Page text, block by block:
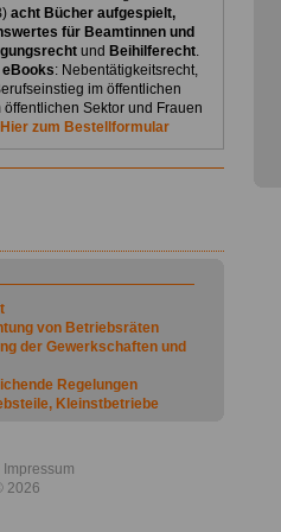
acht Bücher aufgespielt,
für Beamtinnen und
und Beihilferecht.
eBooks: Nebentätigkeitsrecht,
im öffentlichen
Sektor und Frauen
zum Bestellformular
von Betriebsräten
der Gewerkschaften und
Regelungen
Kleinstbetriebe
Betriebsratsmitglieder *)
Impressum
2026